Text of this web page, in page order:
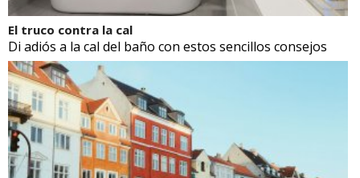
El truco contra la cal
Di adiós a la cal del baño con estos sencillos consejos